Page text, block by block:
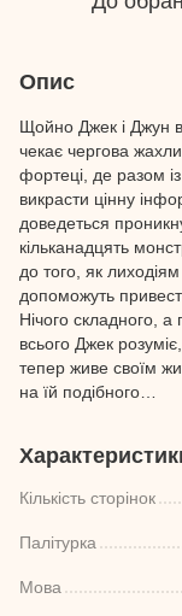
Опис
Щойно Джек і Джун
чекає чергова
фортеці, де разом
викрасти цінну
доведеться
кільканадцять
до того, як
допоможуть
Нічого складного,
всього Джек
тепер живе своїм
на їй подібного…
Кількість сторінок
Палітурка
Мова